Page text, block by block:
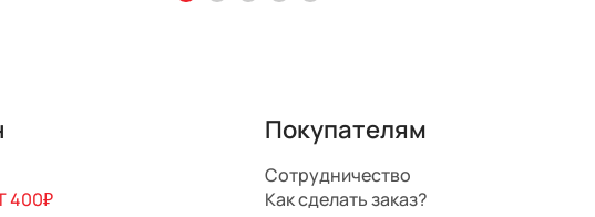
400₽
Покупателям
Сотрудничество
Как сделать заказ?